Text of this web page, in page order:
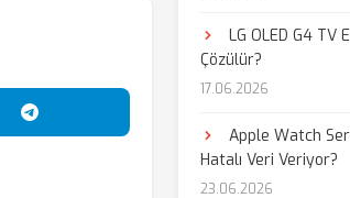
Telegram'da Paylaş
LG OLED G4 TV
Çözülür?
17.06.2026
Apple Watch
Hatalı Veri Veriyor?
23.06.2026